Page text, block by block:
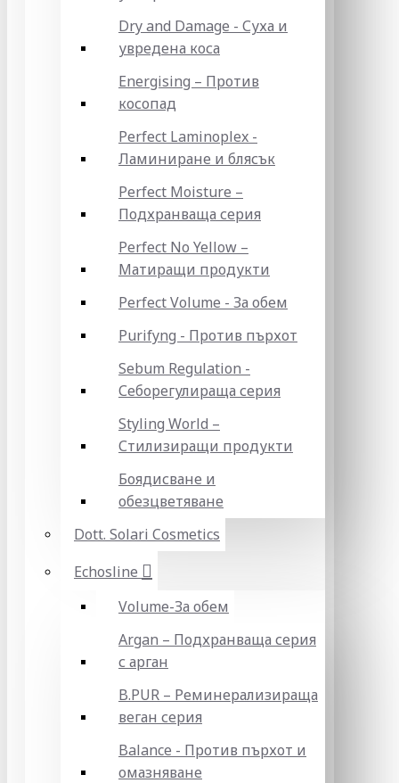
Dry and Damage - Суха и
увредена коса
Energising – Против
косопад
Perfect Laminoplex -
Ламиниране и блясък
Perfect Moisture –
Подхранваща серия
Perfect No Yellow –
Матиращи продукти
Perfect Volume - За обем
Purifyng - Против пърхот
Sebum Regulation -
Себорегулираща серия
Styling World –
Стилизиращи продукти
Боядисване и
обезцветяване
Dott. Solari Cosmetics
Echosline
Volume-За обем
Argan – Подхранваща серия
с арган
B.PUR – Реминерализираща
веган серия
Balance - Против пърхот и
омазняване